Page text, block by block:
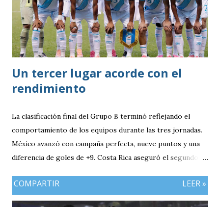
Un tercer lugar acorde con el
rendimiento
La clasificación final del Grupo B terminó reflejando el
comportamiento de los equipos durante las tres jornadas.
México avanzó con campaña perfecta, nueve puntos y una
diferencia de goles de +9. Costa Rica aseguró el segundo
tres puntos y diferencia de -1, mientras Antigua y Barbuda
cerró sin sumar. ¿Por qué Guatemala terminó tercera y
COMPARTIR LEER »